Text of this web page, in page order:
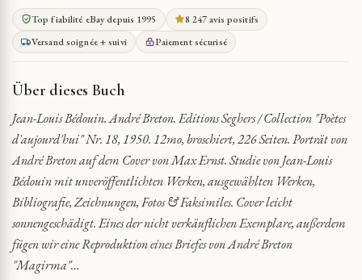
ANDRÉ
BRETON
MIT
ILLUSTRATIONEN
Top fiabilité eBay depuis 1995
8 247 avis positifs
Versand soignée + suivi
Paiement sécurisé
Über dieses Buch
Jean-Louis Bédouin. André Breton. Editions Seghers / Collection "Poètes
d'aujourd'hui" Nr. 18, 1950. 12mo, broschiert, 226 Seiten. Porträt von
André Breton auf dem Cover von Max Ernst. Studie von Jean-Louis
Bédouin mit unveröffentlichten Werken, ausgewählten Werken,
Bibliografie, Zeichnungen, Fotos & Faksimiles. Cover leicht
sonnengeschädigt. Eines der nicht verkäuflichen Exemplare, außerdem
fügen wir eine Reproduktion eines Briefes von André Breton
"Magirma"…